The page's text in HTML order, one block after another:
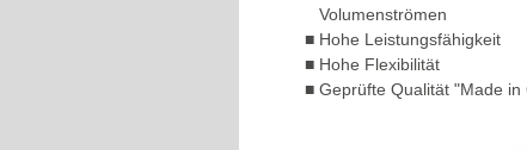
Volumenströmen
■ Hohe Leistungsfähigkeit
■ Hohe Flexibilität
■ Geprüfte Qualität "Made in